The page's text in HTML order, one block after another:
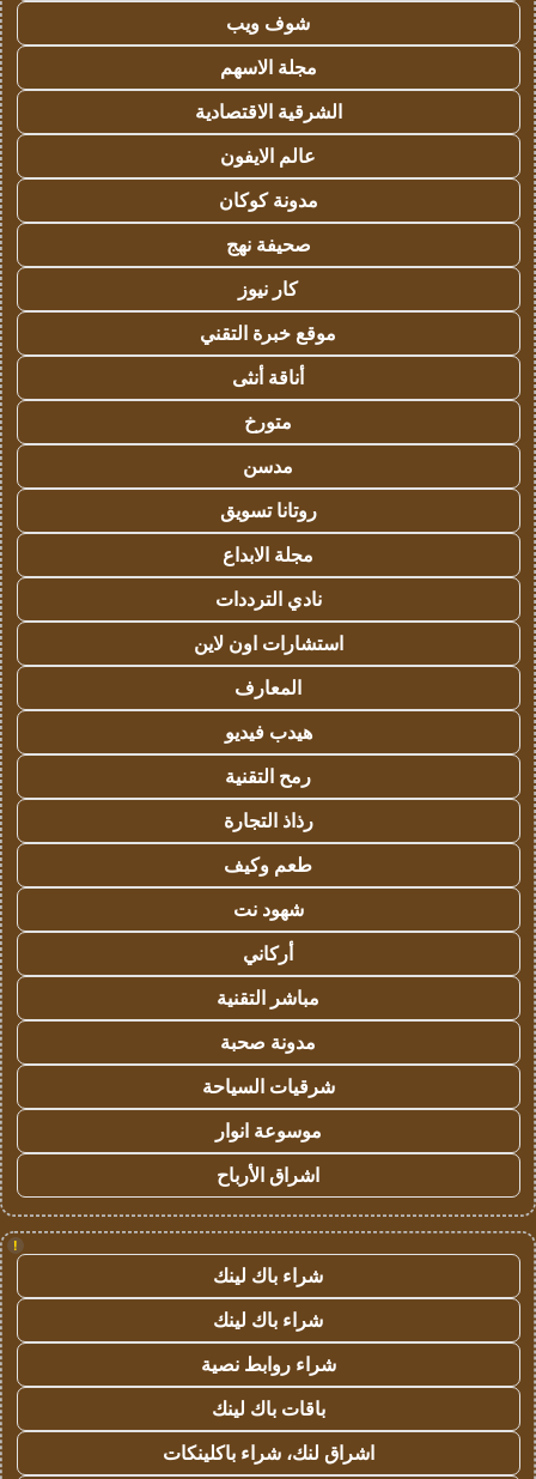
شوف ويب
مجلة الاسهم
الشرقية الاقتصادية
عالم الايفون
مدونة كوكان
صحيفة نهج
كار نيوز
موقع خبرة التقني
أناقة أنثى
متورخ
مدسن
روتانا تسويق
مجلة الابداع
نادي الترددات
استشارات اون لاين
المعارف
هيدب فيديو
رمح التقنية
رذاذ التجارة
طعم وكيف
شهود نت
أركاني
مباشر التقنية
مدونة صحبة
شرقيات السياحة
موسوعة انوار
اشراق الأرباح
!
شراء باك لينك
شراء باك لينك
شراء روابط نصية
باقات باك لينك
اشراق لنك، شراء باكلينكات